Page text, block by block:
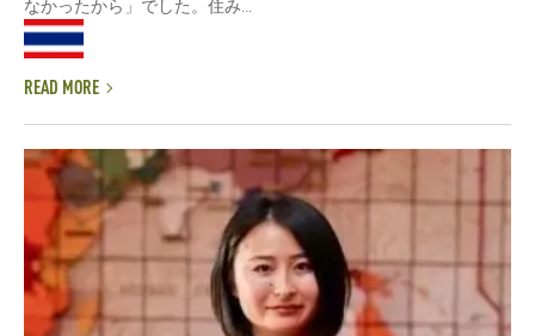
なかったから」でした。住み...
READ MORE